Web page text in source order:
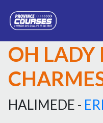
OH LADY
HALIMEDE -